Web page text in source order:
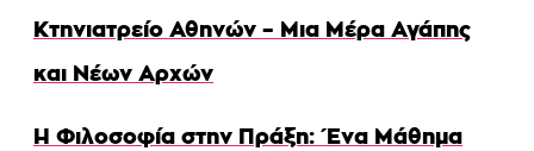
Κτηνιατρείο Αθηνών – Μια Μέρα Αγάπης
και Νέων Αρχών
Η Φιλοσοφία στην Πράξη: Ένα Μάθημα